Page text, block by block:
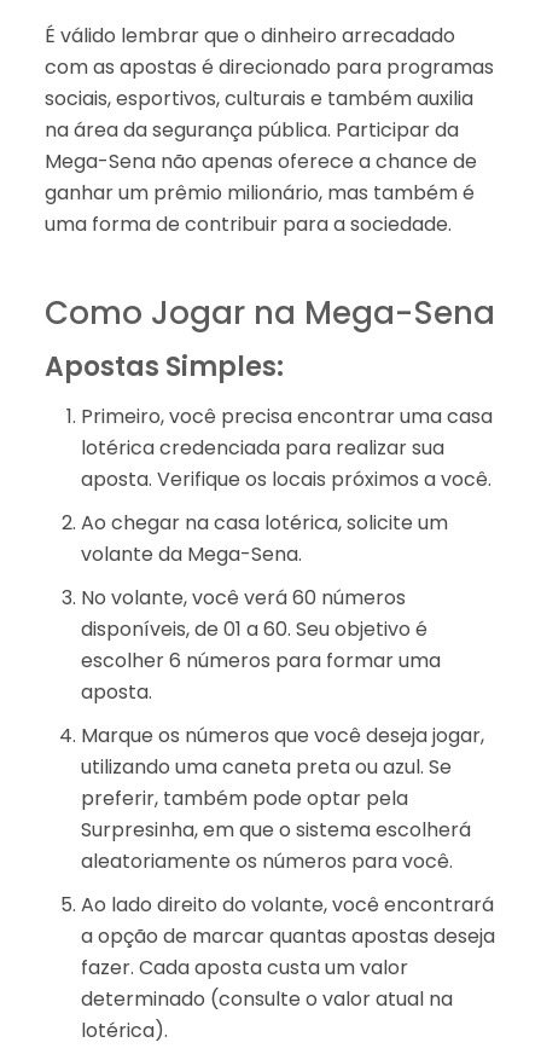
É válido lembrar que o dinheiro arrecadado
com as apostas é direcionado para programas
sociais, esportivos, culturais e também auxilia
na área da segurança pública. Participar da
Mega-Sena não apenas oferece a chance de
ganhar um prêmio milionário, mas também é
uma forma de contribuir para a sociedade.
Como Jogar na Mega-Sena
Apostas Simples:
Primeiro, você precisa encontrar uma casa
lotérica credenciada para realizar sua
aposta. Verifique os locais próximos a você.
Ao chegar na casa lotérica, solicite um
volante da Mega-Sena.
No volante, você verá 60 números
disponíveis, de 01 a 60. Seu objetivo é
escolher 6 números para formar uma
aposta.
Marque os números que você deseja jogar,
utilizando uma caneta preta ou azul. Se
preferir, também pode optar pela
Surpresinha, em que o sistema escolherá
aleatoriamente os números para você.
Ao lado direito do volante, você encontrará
a opção de marcar quantas apostas deseja
fazer. Cada aposta custa um valor
determinado (consulte o valor atual na
lotérica).